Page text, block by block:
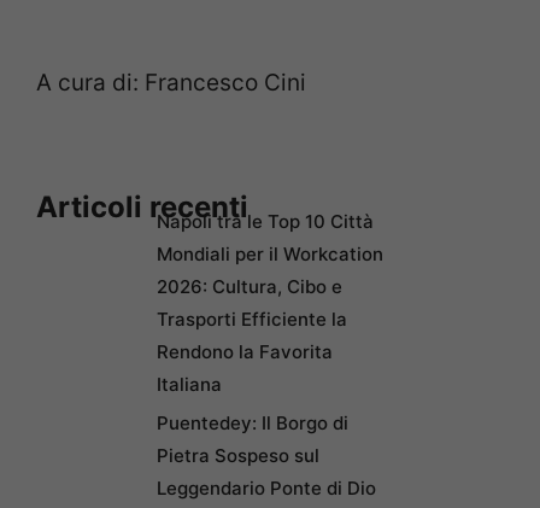
A cura di: Francesco Cini
Articoli recentiNapoli tra le Top 10 Città
Mondiali per il Workcation
2026: Cultura, Cibo e
Trasporti Efficiente la
Rendono la Favorita
Italiana
Puentedey: Il Borgo di
Pietra Sospeso sul
Leggendario Ponte di Dio